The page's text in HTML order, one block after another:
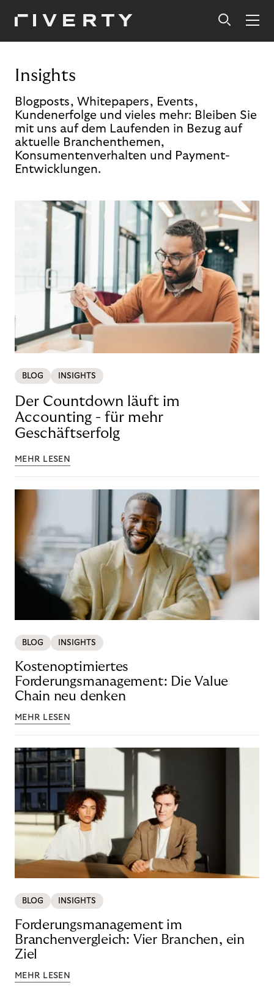
Insights
Blogposts, Whitepapers, Events,
Kundenerfolge und vieles mehr: Bleiben Sie
mit uns auf dem Laufenden in Bezug auf
aktuelle Branchenthemen,
Konsumentenverhalten und Payment-
Entwicklungen.
BLOG INSIGHTS
Der Countdown läuft im
Accounting - für mehr
Geschäftserfolg
MEHR LESEN
BLOG INSIGHTS
Kostenoptimiertes
Forderungsmanagement: Die Value
Chain neu denken
MEHR LESEN
BLOG INSIGHTS
Forderungsmanagement im
Branchenvergleich: Vier Branchen, ein
Ziel
MEHR LESEN